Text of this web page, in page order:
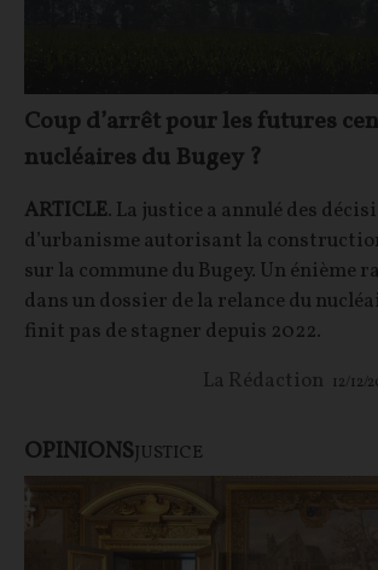
Coup d’arrêt pour les futures
nucléaires du Bugey ?
ARTICLE. La justice a annulé des
d’urbanisme autorisant la
sur la commune du Bugey. Un énième
dans un dossier de la relance du
finit pas de stagner depuis 2022.
La Rédaction 12/12/
OPINIONSJUSTICE